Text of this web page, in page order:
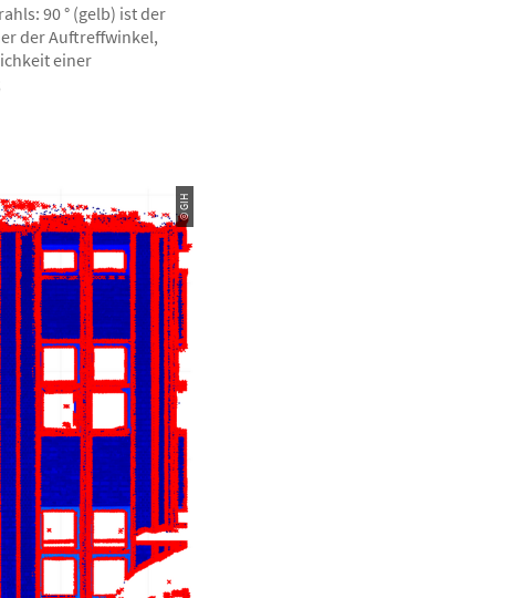
90 ° (gelb) ist der
der Auftreffwinkel,
einer
© GIH